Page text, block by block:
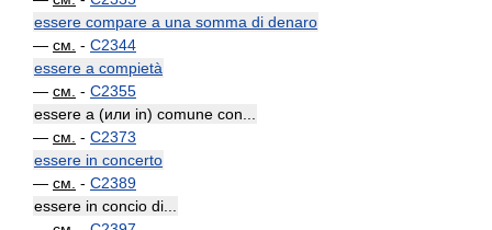
essere compare a una somma di denaro
— см. - C2344
essere a compietà
— см. - C2355
essere a (или in) comune con...
— см. - C2373
essere in concerto
— см. - C2389
essere in concio di...